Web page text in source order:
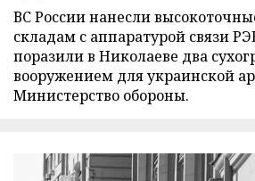
ВС России нанесли
складам с аппаратурой связи
поразили в Николаеве два
вооружением для украинской
Министерство обороны.